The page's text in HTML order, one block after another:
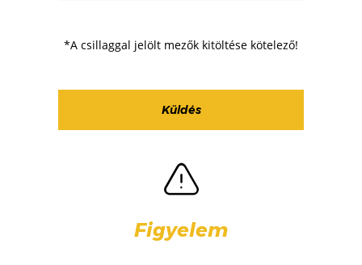
*A csillaggal jelölt mezők kitöltése kötelező!
Figyelem